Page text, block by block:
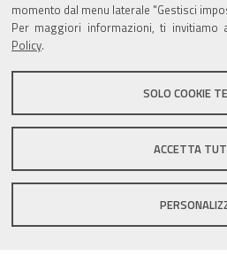
momento dal menu laterale "Gestisci
Per maggiori informazioni, ti invitiamo
Policy.
SOLO COOKIE
ACCETTA
Valuta
Sito istituzionale Comune
DPO |